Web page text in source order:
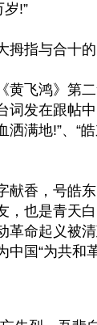
岁!”
拇指与合十的
黄飞鸿》第
词发在跟帖
洒满地!”、“
献香，号皓
，也是青天白
革命起义被
中国“为共和